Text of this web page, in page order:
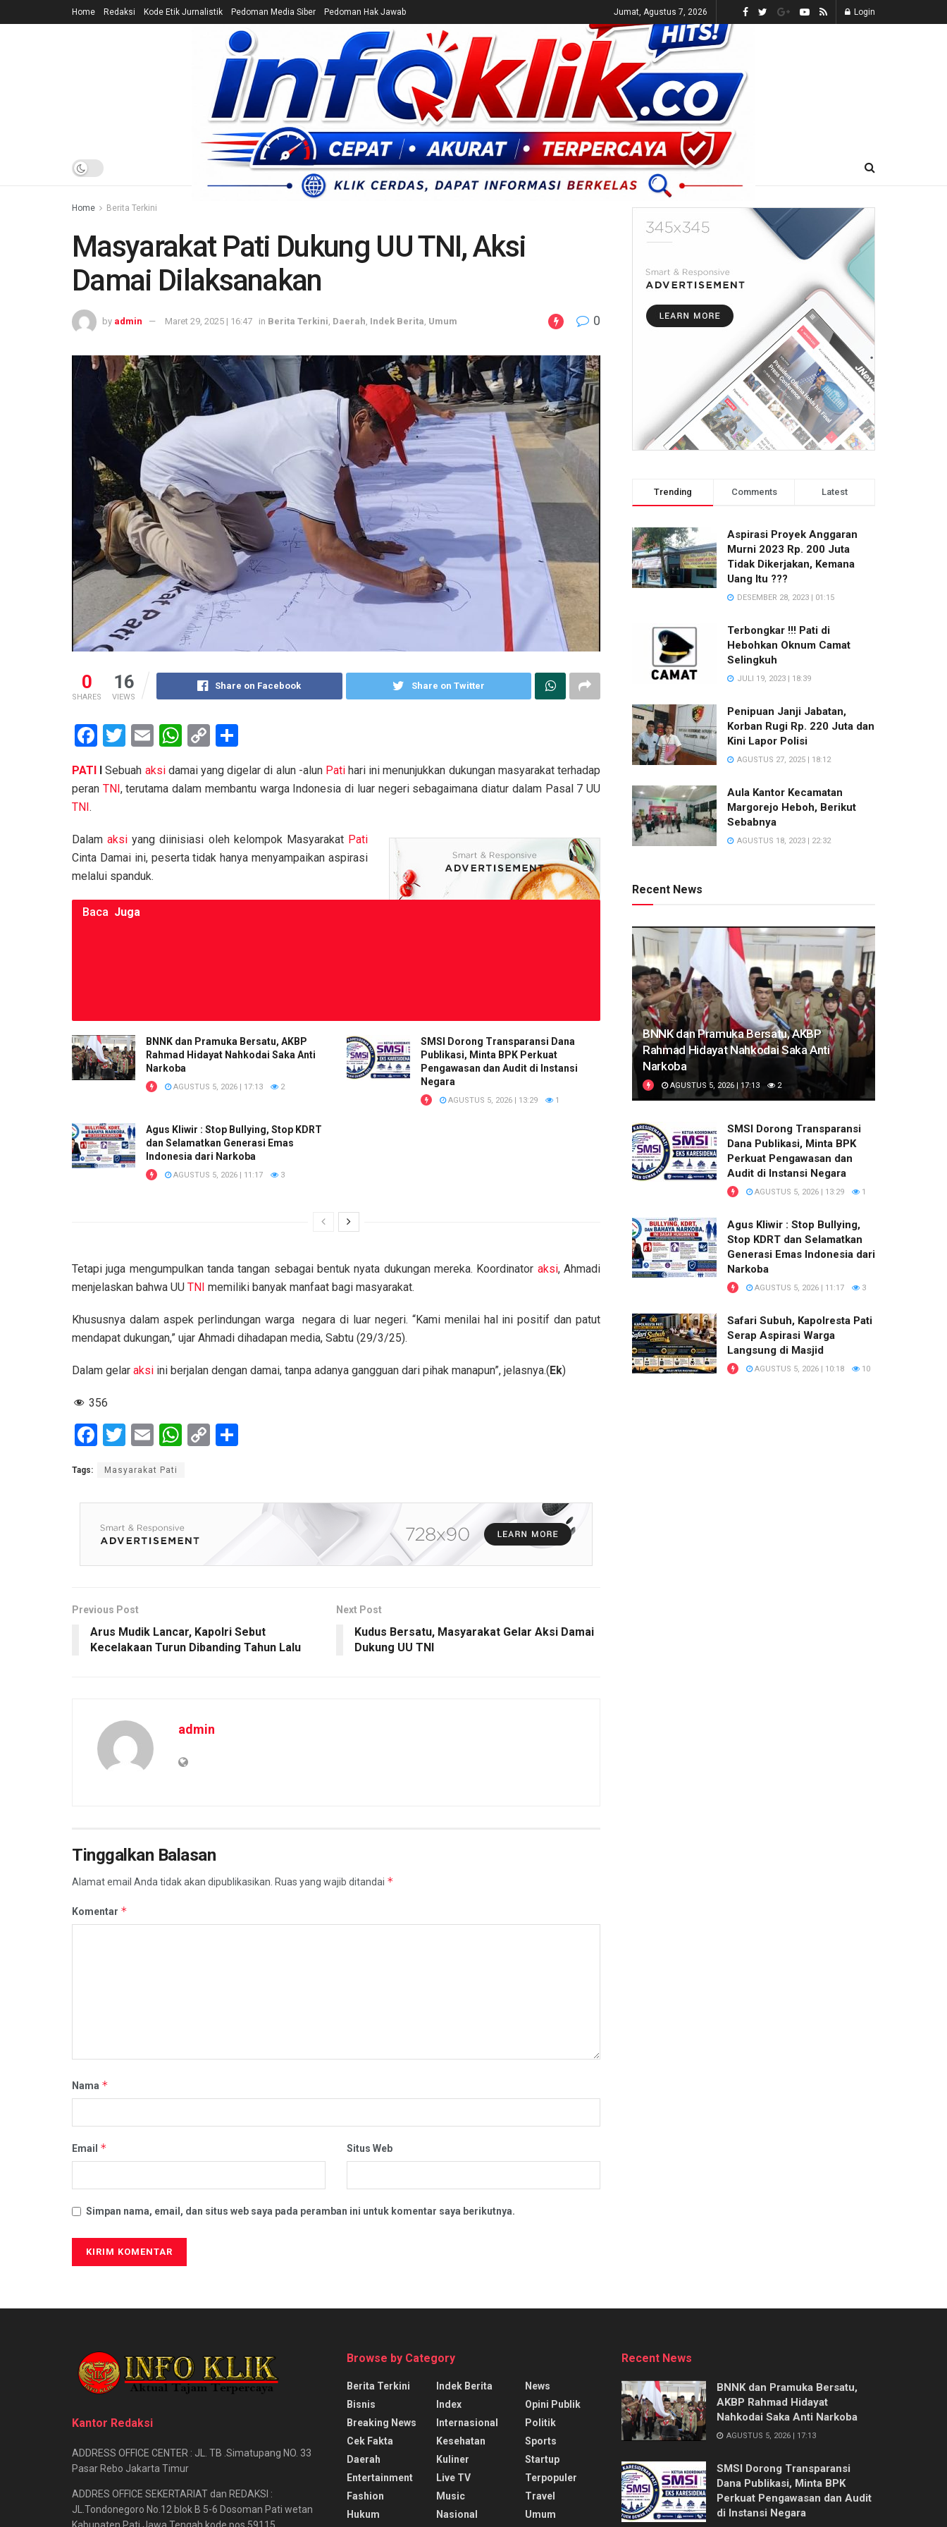
Home Redaksi Kode Etik Jurnalistik Pedoman Media Siber Pedoman Hak Jawab Jumat, Agustus 7, 2026 Login
HOME NEWS CEK FAKTA ENTERTAINMENT BREAKING NEWS UMUM E-KORAN LIVE TV
Home Berita Terkini
Masyarakat Pati Dukung UU TNI, Aksi
Damai Dilaksanakan
by admin Maret 29, 2025 | 16:47 in Berita Terkini Daerah Indek Berita Umum 0
0
SHARES
16
VIEWS
Share on Facebook Share on Twitter
F
ce
o
k
T
tt
E
ail
W
at
p
p
C
py
k
ar
PATI I Sebuah aksidamai yang digelar di alun -alun Patihari ini menunjukkan dukungan masyarakat terhadap
peran TNI, terutama dalam membantu warga Indonesia di luar negeri sebagaimana diatur dalam Pasal 7 UU
TNI.
Dalamaksi yang diinisiasi oleh kelompok Masyarakat Pati
Cinta Damai ini, peserta tidak hanya menyampaikan aspirasi
melalui spanduk.
Baca Juga
BNNK dan Pramuka Bersatu, AKBP
Rahmad Hidayat Nahkodai Saka Anti
Narkoba
AGUSTUS 5, 2026 | 17:13 2
SMSI Dorong Transparansi Dana
Publikasi, Minta BPK Perkuat
Pengawasan dan Audit di Instansi
Negara
AGUSTUS 5, 2026 | 13:29 1
Agus Kliwir : Stop Bullying, Stop KDRT
dan Selamatkan Generasi Emas
Indonesia dari Narkoba
AGUSTUS 5, 2026 | 11:17 3
Tetapi juga mengumpulkan tanda tangan sebagai bentuk nyata dukungan mereka. Koordinator aksi, Ahmadi
menjelaskan bahwa UU TNI memiliki banyak manfaat bagi masyarakat.
Khususnya dalam aspek perlindungan warga negara di luar negeri. “Kami menilai hal ini positif dan patut
mendapat dukungan,” ujar Ahmadi dihadapan media, Sabtu (29/3/25).
Dalam gelar aksi ini berjalan dengan damai, tanpa adanya gangguan dari pihak manapun”, jelasnya.(Ek)
356
F
ce
b
o
o
k
T
tt
er
E
ail
W
s
A
p
p
C
Li e
Tags: Masyarakat Pati
Previous Post
Arus Mudik Lancar, Kapolri Sebut
Kecelakaan Turun Dibanding Tahun Lalu
Next Post
Kudus Bersatu, Masyarakat Gelar Aksi Damai
Dukung UU TNI
admin
Tinggalkan Balasan
Alamat email Anda tidak akan dipublikasikan. Ruas yang wajib ditandai *
Komentar *
Nama *
Email * Situs Web
Simpan nama, email, dan situs web saya pada peramban ini untuk komentar saya berikutnya.
Trending Comments Latest
Aspirasi Proyek Anggaran
Murni 2023 Rp. 200 Juta
Tidak Dikerjakan, Kemana
Uang Itu ???
DESEMBER 28, 2023 | 01:15
Terbongkar !!! Pati di
Hebohkan Oknum Camat
Selingkuh
JULI 19, 2023 | 18:39
Penipuan Janji Jabatan,
Korban Rugi Rp. 220 Juta dan
Kini Lapor Polisi
AGUSTUS 27, 2025 | 18:12
Aula Kantor Kecamatan
Margorejo Heboh, Berikut
Sebabnya
AGUSTUS 18, 2023 | 22:32
Recent News
BNNK dan Pramuka Bersatu, AKBP
Rahmad Hidayat Nahkodai Saka Anti
Narkoba
AGUSTUS 5, 2026 | 17:13 2
SMSI Dorong Transparansi
Dana Publikasi, Minta BPK
Perkuat Pengawasan dan
Audit di Instansi Negara
AGUSTUS 5, 2026 | 13:29 1
Agus Kliwir : Stop Bullying,
Stop KDRT dan Selamatkan
Generasi Emas Indonesia dari
Narkoba
AGUSTUS 5, 2026 | 11:17 3
Safari Subuh, Kapolresta Pati
Serap Aspirasi Warga
Langsung di Masjid
AGUSTUS 5, 2026 | 10:18 10
Kantor Redaksi
ADDRESS OFFICE CENTER : JL. TB .Simatupang NO. 33
Pasar Rebo Jakarta Timur
ADDRES OFFICE SEKERTARIAT dan REDAKSI :
JL.Tondonegoro No.12 blok B 5-6 Dosoman Pati wetan
Kabupaten Pati Jawa Tengah kode pos 59115
Browse by Category
Berita Terkini
Bisnis
Breaking News
Cek Fakta
Daerah
Entertainment
Fashion
Hukum
Indek Berita
Index
Internasional
Kesehatan
Kuliner
Live TV
Music
Nasional
News
Opini Publik
Politik
Sports
Startup
Terpopuler
Travel
Umum
Recent News
BNNK dan Pramuka Bersatu,
AKBP Rahmad Hidayat
Nahkodai Saka Anti Narkoba
AGUSTUS 5, 2026 | 17:13
SMSI Dorong Transparansi
Dana Publikasi, Minta BPK
Perkuat Pengawasan dan Audit
di Instansi Negara